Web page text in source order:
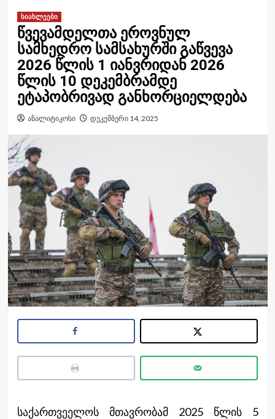
სიახლეები
წვევამდელთა ეროვნულ
სამხედრო სამსახურში გაწვევა
2026 წლის 1 იანვრიდან 2026
წლის 10 დეკემბრამდე
ეტაპობრივად განხორციელდება
ანალიტიკოსი დეკემბერი 14, 2025
საქართვეელოს მთავრობამ 2025 წლის 5